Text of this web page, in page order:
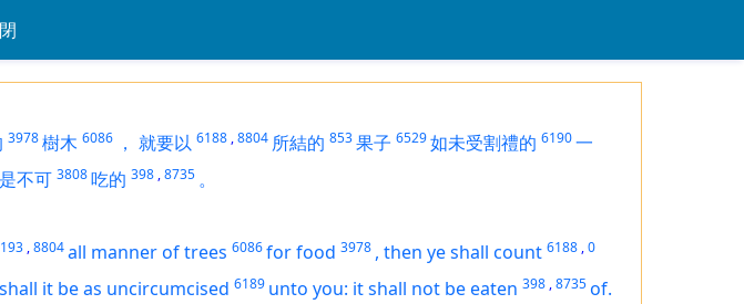
3978樹木 6086 ， 就要以 6188 ,8804 所結的 853果子 6529如未受割禮的 6190一
是不可 3808吃的 398 ,8735 。
,8804all manner of trees 6086for food 3978 , then ye shall count 6188 ,0
shall it be as uncircumcised 6189 unto you: it shall not be eaten 398 ,8735of.